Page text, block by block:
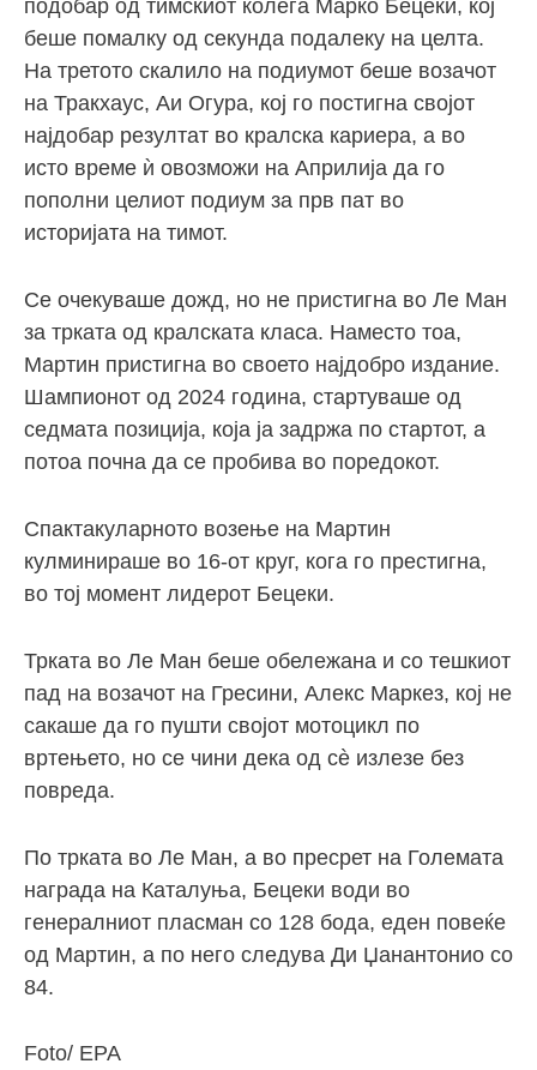
подобар од тимскиот колега Марко Бецеки, кој
беше помалку од секунда подалеку на целта.
На третото скалило на подиумот беше возачот
на Тракхаус, Аи Огура, кој го постигна својот
најдобар резултат во кралска кариера, а во
исто време ѝ овозможи на Априлија да го
пополни целиот подиум за прв пат во
историјата на тимот.
Се очекуваше дожд, но не пристигна во Ле Ман
за трката од кралската класа. Наместо тоа,
Мартин пристигна во своето најдобро издание.
Шампионот од 2024 година, стартуваше од
седмата позиција, која ја задржа по стартот, а
потоа почна да се пробива во поредокот.
Спактакуларното возење на Мартин
кулминираше во 16-от круг, кога го престигна,
во тој момент лидерот Бецеки.
Трката во Ле Ман беше обележана и со тешкиот
пад на возачот на Гресини, Алекс Маркез, кој не
сакаше да го пушти својот мотоцикл по
вртењето, но се чини дека од сè излезе без
повреда.
По трката во Ле Ман, а во пресрет на Големата
награда на Каталуња, Бецеки води во
генералниот пласман со 128 бода, еден повеќе
од Мартин, а по него следува Ди Џанантонио со
84.
Foto/ EPA